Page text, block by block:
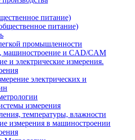
питание)
питание)
промышленности
машиностроение и CAD/CAM
и электрические измерения.
электрических и
измерения
температуры, влажности
измерения в машиностроении